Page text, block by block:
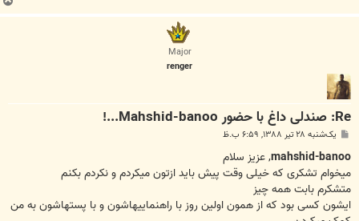
Major
renger
Re: صندلی داغ با حضور Mahshid-banoo...!
ت
یک‌شنبه ۲۸ تیر ۱۳۸۸, ۶:۵۹ ب.ظ
mahshid-banoo, عزیز سلام
میخوام تشکری که خیلی وقت پیش باید ازتون میکردم و نکردم بکنم
متشکرم بابت همه چیز
ایشون کسی بود که از همون اولین روز با راهنماییهاشون و با پستهاشون به من